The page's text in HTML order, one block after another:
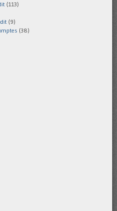
(113)
(9)
(38)